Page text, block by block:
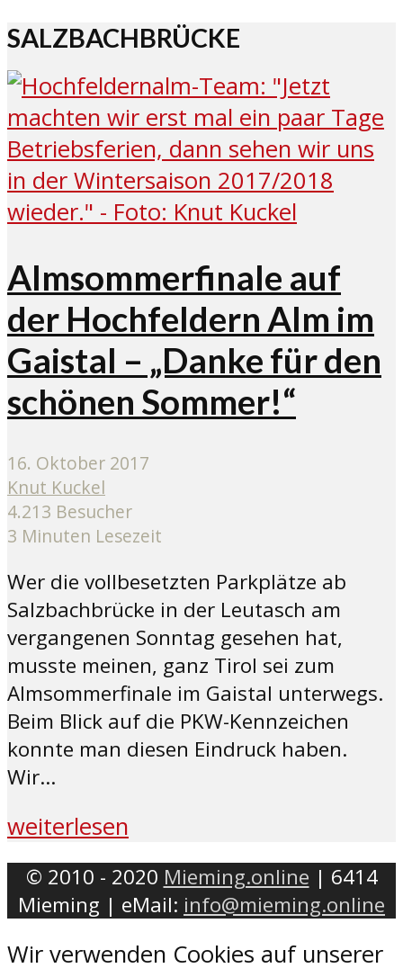
SALZBACHBRÜCKE
Almsommerfinale auf
der Hochfeldern Alm im
Gaistal – „Danke für den
schönen Sommer!“
16. Oktober 2017
Knut Kuckel
4.213 Besucher
3 Minuten Lesezeit
Wer die vollbesetzten Parkplätze ab
Salzbachbrücke in der Leutasch am
vergangenen Sonntag gesehen hat,
musste meinen, ganz Tirol sei zum
Almsommerfinale im Gaistal unterwegs.
Beim Blick auf die PKW-Kennzeichen
konnte man diesen Eindruck haben.
Wir...
weiterlesen
© 2010 - 2020 Mieming.online | 6414
Mieming | eMail: info@mieming.online
Wir verwenden Cookies auf unserer